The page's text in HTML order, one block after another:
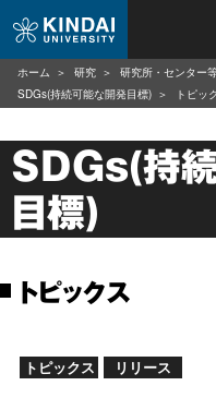
SDGs(持
目標)
トピックス
トピックス リリース
ホーム 研究 研究所・センター
SDGs(持続可能な開発目標)
トピッ